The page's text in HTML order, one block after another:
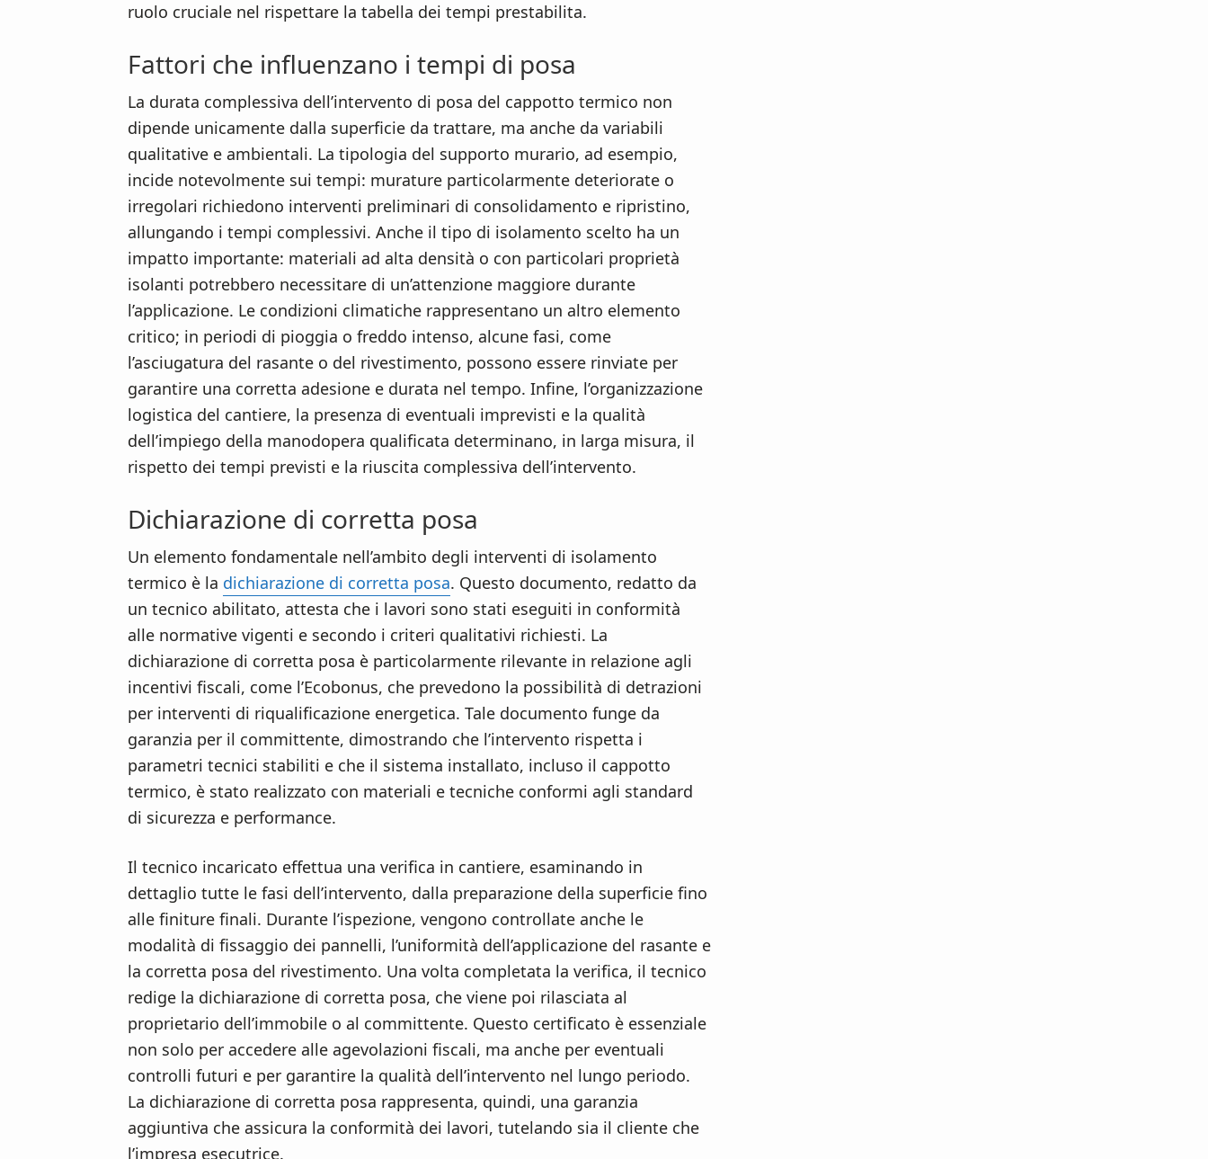
ruolo cruciale nel rispettare la tabella dei tempi prestabilita.
Fattori che influenzano i tempi di posa
La durata complessiva dell’intervento di posa del cappotto termico non
dipende unicamente dalla superficie da trattare, ma anche da variabili
qualitative e ambientali. La tipologia del supporto murario, ad esempio,
incide notevolmente sui tempi: murature particolarmente deteriorate o
irregolari richiedono interventi preliminari di consolidamento e ripristino,
allungando i tempi complessivi. Anche il tipo di isolamento scelto ha un
impatto importante: materiali ad alta densità o con particolari proprietà
isolanti potrebbero necessitare di un’attenzione maggiore durante
l’applicazione. Le condizioni climatiche rappresentano un altro elemento
critico; in periodi di pioggia o freddo intenso, alcune fasi, come
l’asciugatura del rasante o del rivestimento, possono essere rinviate per
garantire una corretta adesione e durata nel tempo. Infine, l’organizzazione
logistica del cantiere, la presenza di eventuali imprevisti e la qualità
dell’impiego della manodopera qualificata determinano, in larga misura, il
rispetto dei tempi previsti e la riuscita complessiva dell’intervento.
Dichiarazione di corretta posa
Un elemento fondamentale nell’ambito degli interventi di isolamento
termico è la dichiarazione di corretta posa. Questo documento, redatto da
un tecnico abilitato, attesta che i lavori sono stati eseguiti in conformità
alle normative vigenti e secondo i criteri qualitativi richiesti. La
dichiarazione di corretta posa è particolarmente rilevante in relazione agli
incentivi fiscali, come l’Ecobonus, che prevedono la possibilità di detrazioni
per interventi di riqualificazione energetica. Tale documento funge da
garanzia per il committente, dimostrando che l’intervento rispetta i
parametri tecnici stabiliti e che il sistema installato, incluso il cappotto
termico, è stato realizzato con materiali e tecniche conformi agli standard
di sicurezza e performance.
Il tecnico incaricato effettua una verifica in cantiere, esaminando in
dettaglio tutte le fasi dell’intervento, dalla preparazione della superficie fino
alle finiture finali. Durante l’ispezione, vengono controllate anche le
modalità di fissaggio dei pannelli, l’uniformità dell’applicazione del rasante e
la corretta posa del rivestimento. Una volta completata la verifica, il tecnico
redige la dichiarazione di corretta posa, che viene poi rilasciata al
proprietario dell’immobile o al committente. Questo certificato è essenziale
non solo per accedere alle agevolazioni fiscali, ma anche per eventuali
controlli futuri e per garantire la qualità dell’intervento nel lungo periodo.
La dichiarazione di corretta posa rappresenta, quindi, una garanzia
aggiuntiva che assicura la conformità dei lavori, tutelando sia il cliente che
l’impresa esecutrice.